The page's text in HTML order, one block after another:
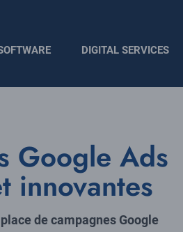
DIGITAL SERVICES
Google Ads
innovantes
de campagnes Google